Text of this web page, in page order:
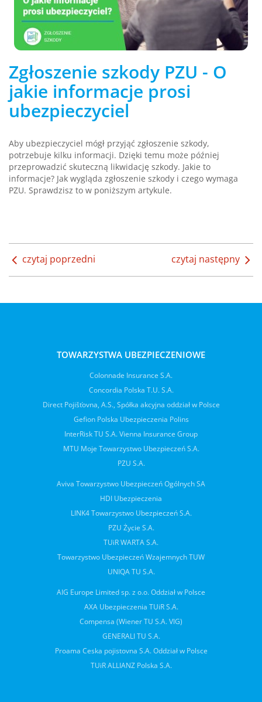
Zgłoszenie szkody PZU - O
jakie informacje prosi
ubezpieczyciel
Aby ubezpieczyciel mógł przyjąć zgłoszenie szkody,
potrzebuje kilku informacji. Dzięki temu może później
przeprowadzić skuteczną likwidację szkody. Jakie to
informacje? Jak wygląda zgłoszenie szkody i czego wymaga
PZU. Sprawdzisz to w poniższym artykule.
czytaj poprzedni czytaj następny
TOWARZYSTWA UBEZPIECZENIOWE
Colonnade Insurance S.A.
Concordia Polska T.U. S.A.
Direct Pojišťovna, A.S., Spółka akcyjna oddział w Polsce
Gefion Polska Ubezpieczenia Polins
InterRisk TU S.A. Vienna Insurance Group
MTU Moje Towarzystwo Ubezpieczeń S.A.
PZU S.A.
Aviva Towarzystwo Ubezpieczeń Ogólnych SA
HDI Ubezpieczenia
LINK4 Towarzystwo Ubezpieczeń S.A.
PZU Życie S.A.
TUiR WARTA S.A.
Towarzystwo Ubezpieczeń Wzajemnych TUW
UNIQA TU S.A.
AIG Europe Limited sp. z o.o. Oddział w Polsce
AXA Ubezpieczenia TUiR S.A.
Compensa (Wiener TU S.A. VIG)
GENERALI TU S.A.
Proama Ceska pojistovna S.A. Oddział w Polsce
TUiR ALLIANZ Polska S.A.